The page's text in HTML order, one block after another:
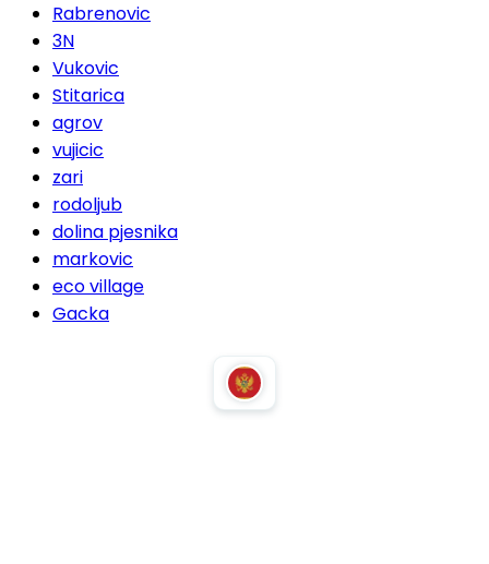
Rabrenovic
3N
Vukovic
Stitarica
agrov
vujicic
zari
rodoljub
dolina pjesnika
markovic
eco village
Gacka